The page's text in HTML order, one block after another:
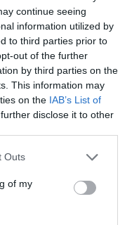
continue seeing
information utilized by
to third parties prior to
out of the further
by third parties on the
This information may
on the IAB’s List of
disclose it to other
Outs
of my
Ελίνα Γιουνανλή
Creative
με την αρωγή του
του
και της
Καταστήματος
– Ίδρυμα
Μπέλλος
στο
Google News